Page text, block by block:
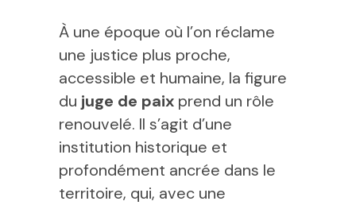
À une époque où l’on réclame
une justice plus proche,
accessible et humaine, la figure
du juge de paix prend un rôle
renouvelé. Il s’agit d’une
institution historique et
profondément ancrée dans le
territoire, qui, avec une